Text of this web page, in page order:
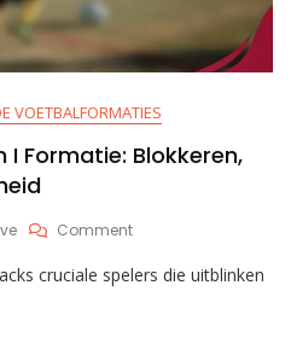
VOETBALFORMATIES
I Formatie: Blokkeren,
CommentOn
Back
cruciale spelers die uitblinken